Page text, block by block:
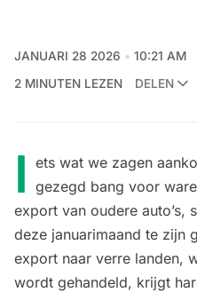
JANUARI 28 2026
10:21 AM
2 MINUTEN LEZEN
DELEN
I ets wat we zagen
gezegd bang voor
export van oudere auto’s,
deze januarimaand te zijn
export naar verre landen,
wordt gehandeld, krijgt